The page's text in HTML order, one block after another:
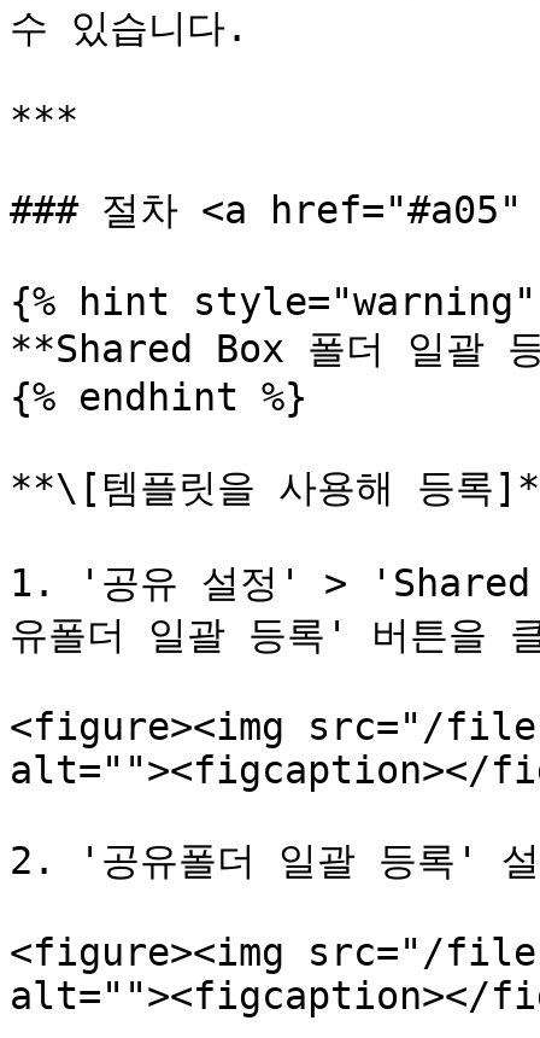
수 있습니다.
***
### 절차 <a
{% hint style="warning"
**Shared Box 폴더 일괄
{% endhint %}
**\[템플릿을 사용해 등록
1. '공유 설정' > 'Shared
유폴더 일괄 등록' 버튼을
<figure><img src="/files/
alt=""><figcaption></
2. '공유폴더 일괄 등록' 설
<figure><img src="/files/
alt=""><figcaption></